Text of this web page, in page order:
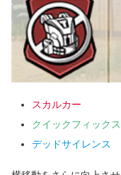
スカルカー
クイックフィックス
デッドサイレンス